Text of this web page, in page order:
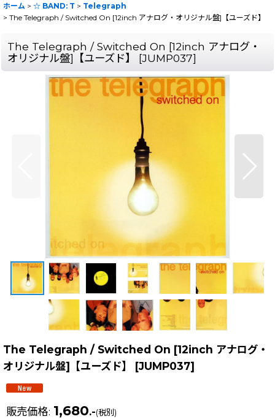
ホーム > ☆ BAND: T > Telegraph
> The Telegraph / Switched On [12inch アナログ・オリジナル盤]【ユーズド】
The Telegraph / Switched On [12inch アナログ・
オリジナル盤]【ユーズド】
[JUMP037]
The Telegraph / Switched On [12inch アナログ・
オリジナル盤]【ユーズド】
[JUMP037]
販売価格: 1,680.-(税別)